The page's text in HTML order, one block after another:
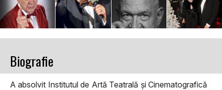
Biografie
A absolvit Institutul de Artă Teatrală și Cinematografică